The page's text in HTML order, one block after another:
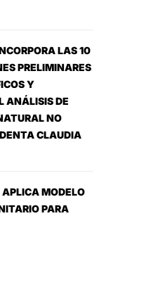
LAS 10
PRELIMINARES
Y
ANÁLISIS DE
NO
CLAUDIA
APLICA MODELO
PARA